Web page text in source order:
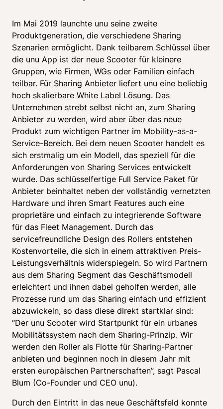
Im Mai 2019 launchte unu seine zweite
Produktgeneration, die verschiedene Sharing
Szenarien ermöglicht. Dank teilbarem Schlüssel über
die unu App ist der neue Scooter für kleinere
Gruppen, wie Firmen, WGs oder Familien einfach
teilbar. Für Sharing Anbieter liefert unu eine beliebig
hoch skalierbare White Label Lösung. Das
Unternehmen strebt selbst nicht an, zum Sharing
Anbieter zu werden, wird aber über das neue
Produkt zum wichtigen Partner im Mobility-as-a-
Service-Bereich. Bei dem neuen Scooter handelt es
sich erstmalig um ein Modell, das speziell für die
Anforderungen von Sharing Services entwickelt
wurde. Das schlüsselfertige Full Service Paket für
Anbieter beinhaltet neben der vollständig vernetzten
Hardware und ihren Smart Features auch eine
proprietäre und einfach zu integrierende Software
für das Fleet Management. Durch das
servicefreundliche Design des Rollers entstehen
Kostenvorteile, die sich in einem attraktiven Preis-
Leistungsverhältnis widerspiegeln. So wird Partnern
aus dem Sharing Segment das Geschäftsmodell
erleichtert und ihnen dabei geholfen werden, alle
Prozesse rund um das Sharing einfach und effizient
abzuwickeln, so dass diese direkt startklar sind:
“Der unu Scooter wird Startpunkt für ein urbanes
Mobilitätssystem nach dem Sharing-Prinzip. Wir
werden den Roller als Flotte für Sharing-Partner
anbieten und beginnen noch in diesem Jahr mit
ersten europäischen Partnerschaften”, sagt Pascal
Blum (Co-Founder und CEO unu).
Durch den Eintritt in das neue Geschäftsfeld konnte